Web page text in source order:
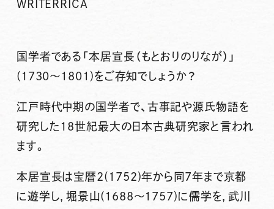
WRITER RICA
国学者である「本居宣長 （もとおりのりなが）」
(1730～1801)をご存知でしょうか？
江戸時代中期の国学者で、 古事記や源氏物語を
研究した 18世紀最大の日本古典研究家と言われ
ます。
本居宣長は宝暦2(1752)年から同7年まで京都
に遊学し，堀景山(1688～1757)に儒学を，武川